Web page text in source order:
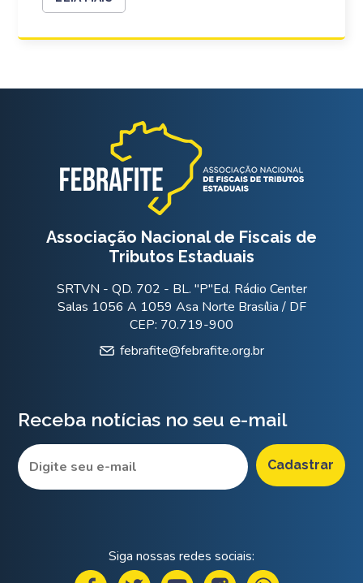
Associação Nacional de Fiscais de
Tributos Estaduais
SRTVN - QD. 702 - BL. "P"Ed. Rádio Center
Salas 1056 A 1059 Asa Norte Brasília / DF
CEP: 70.719-900
febrafite@febrafite.org.br
Receba notícias no seu e-mail
Siga nossas redes sociais: